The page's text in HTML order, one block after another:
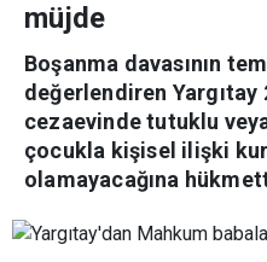
müjde
Boşanma davasının
değerlendiren Yargıtay
cezaevinde tutuklu
çocukla kişisel ilişki
olamayacağına